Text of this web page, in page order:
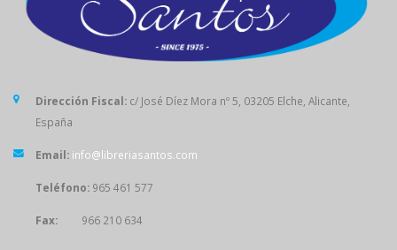
Dirección Fiscal: c/ José Díez Mora nº 5, 03205 Elche, Alicante,
España
Email: info@libreriasantos.com
Teléfono: 965 461 577
Fax: 966 210 634